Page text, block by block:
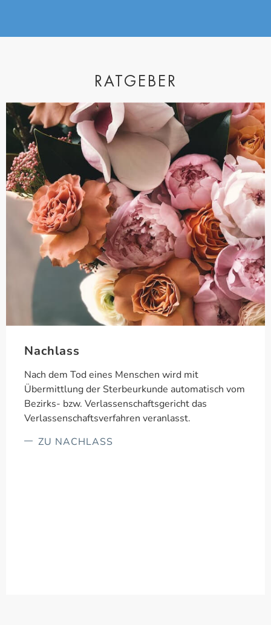
RATGEBER
Nachlass
Nach dem Tod eines Menschen wird mit
Übermittlung der Sterbeurkunde automatisch vom
Bezirks- bzw. Verlassenschaftsgericht das
Verlassenschaftsverfahren veranlasst.
ZU NACHLASS